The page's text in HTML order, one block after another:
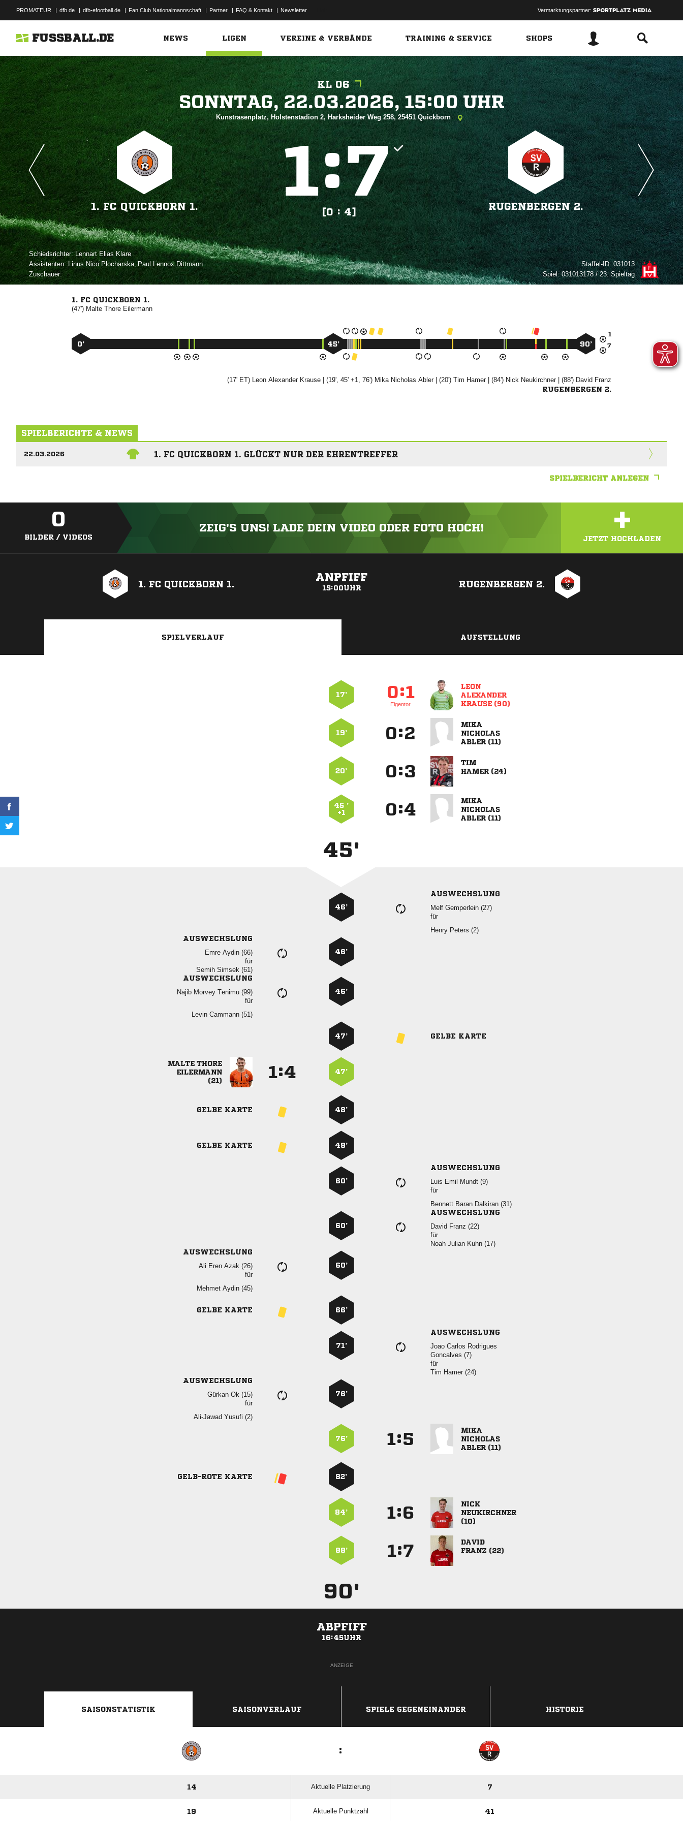
PROMATEUR | dfb.de | dfb-efootball.de | Fan Club Nationalmannschaft | Partner | FAQ & Kontakt | Newsletter Vermarktungspartner:
FUSSBALL.DE NEWS LIGEN VEREINE & VERBÄNDE TRAINING & SERVICE SHOPS
KL 06
   
Kunstrasenplatz, Holstenstadion 2, Harksheider Weg 258, 25451 Quickborn
1. FC QUICKBORN 1.
:
[0 : 4]
RUGENBERGEN 2.
Schiedsrichter:  
Assistenten:  ,   
Zuschauer:
Staffel-ID:031013
Spiel:031013178 / 23. Spieltag
1. FC QUICKBORN 1.
(47')  


0’ 45’ 90’
(17' ET)    | (19', 45' +1, 76')   | (20') | (84')  | (88')  
RUGENBERGEN 2.
SPIELBERICHTE & NEWS
22.03.2026 1. FC QUICKBORN 1. GLÜCKT NUR DER EHRENTREFFER
SPIELBERICHT ANLEGEN
0
BILDER / VIDEOS
ZEIG'S UNS! LADE DEIN VIDEO ODER FOTO HOCH! +
JETZT HOCHLADEN
1. FC QUICKBORN 1.
ANPFIFF
15:00UHR RUGENBERGEN 2.
SPIELVERLAUF AUFSTELLUNG
17’ :
Eigentor


 
19’ :


 
20’ :

 
45 ’
+1
:


 
45'
46’
AUSWECHSLUNG
  
für
  
AUSWECHSLUNG
  
für
  
46’
AUSWECHSLUNG
   
für
  
46’
47’ GELBE KARTE
 


: 47’
GELBE KARTE 48’
GELBE KARTE 48’
60’
AUSWECHSLUNG
   
für
   
60’
AUSWECHSLUNG
  
für
   
AUSWECHSLUNG
   
für
  
60’
GELBE KARTE 66’
71’
AUSWECHSLUNG
  
 
für
  
AUSWECHSLUNG
  
für
  
76’
76’ :


 
GELB-ROTE KARTE 82’
84’ :



88’ :

 
90'
ABPFIFF
16:45UHR
ANZEIGE
SAISONSTATISTIK SAISONVERLAUF SPIELE GEGENEINANDER HISTORIE
:
14 Aktuelle Platzierung 7
19 Aktuelle Punktzahl 41